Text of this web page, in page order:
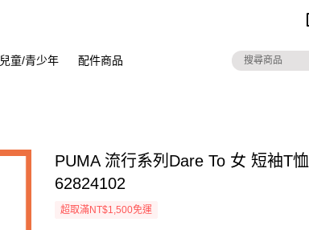
兒童/青少年 配件商品
PUMA 流行系列Dare To 女 短袖T恤
62824102
超取滿NT$1,500免運